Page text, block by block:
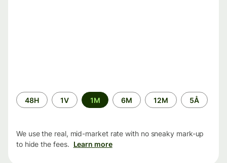
Time
period
48H 1V 1M 6M 12M 5Å
We use the real, mid-market rate with no sneaky mark-up
to hide the fees. Learn more